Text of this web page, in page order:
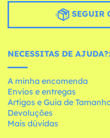
SEGUIR
NECESSITAS DE AJUDA?:
A minha encomenda
Envios e entregas
Artigos e Guia de
Devoluções
Mais dúvidas